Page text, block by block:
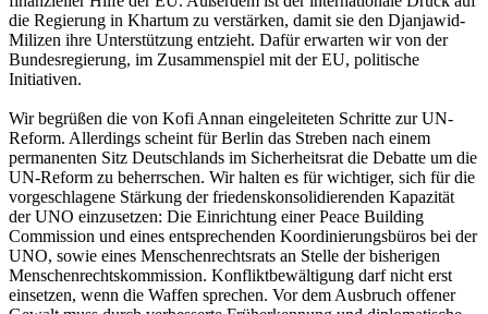
die Regierung in Khartum zu verstärken, damit sie den Djanjawid-
Milizen ihre Unterstützung entzieht. Dafür erwarten wir von der
Bundesregierung, im Zusammenspiel mit der EU, politische
Initiativen.
Wir begrüßen die von Kofi Annan eingeleiteten Schritte zur UN-
Reform. Allerdings scheint für Berlin das Streben nach einem
permanenten Sitz Deutschlands im Sicherheitsrat die Debatte um die
UN-Reform zu beherrschen. Wir halten es für wichtiger, sich für die
vorgeschlagene Stärkung der friedenskonsolidierenden Kapazität
der UNO einzusetzen: Die Einrichtung einer Peace Building
Commission und eines entsprechenden Koordinierungsbüros bei der
UNO, sowie eines Menschenrechtsrats an Stelle der bisherigen
Menschenrechtskommission. Konfliktbewältigung darf nicht erst
einsetzen, wenn die Waffen sprechen. Vor dem Ausbruch offener